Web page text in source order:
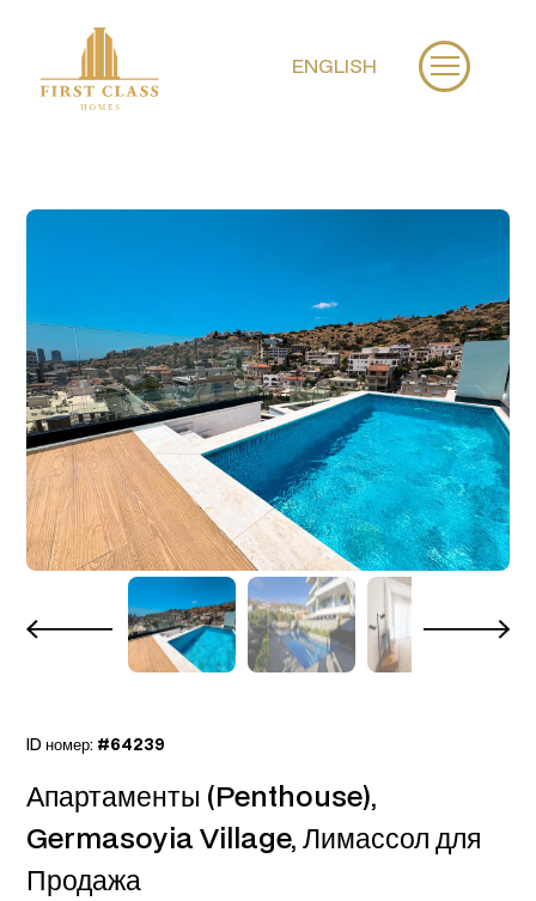
ENGLISH
ID номер: #64239
Апартаменты (Penthouse),
Germasoyia Village, Лимассол для
Продажа